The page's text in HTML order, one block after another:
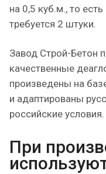
на 0,5 куб.м., то
требуется 2 штуки.
Завод Строй-Бетон
качественные
произведены на
и адаптированы
российские условия.
При